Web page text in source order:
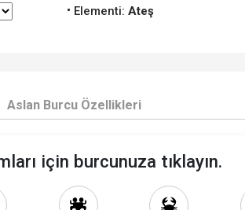
Elementi: Ateş
Aslan Burcu Özellikleri
için burcunuza tıklayın.